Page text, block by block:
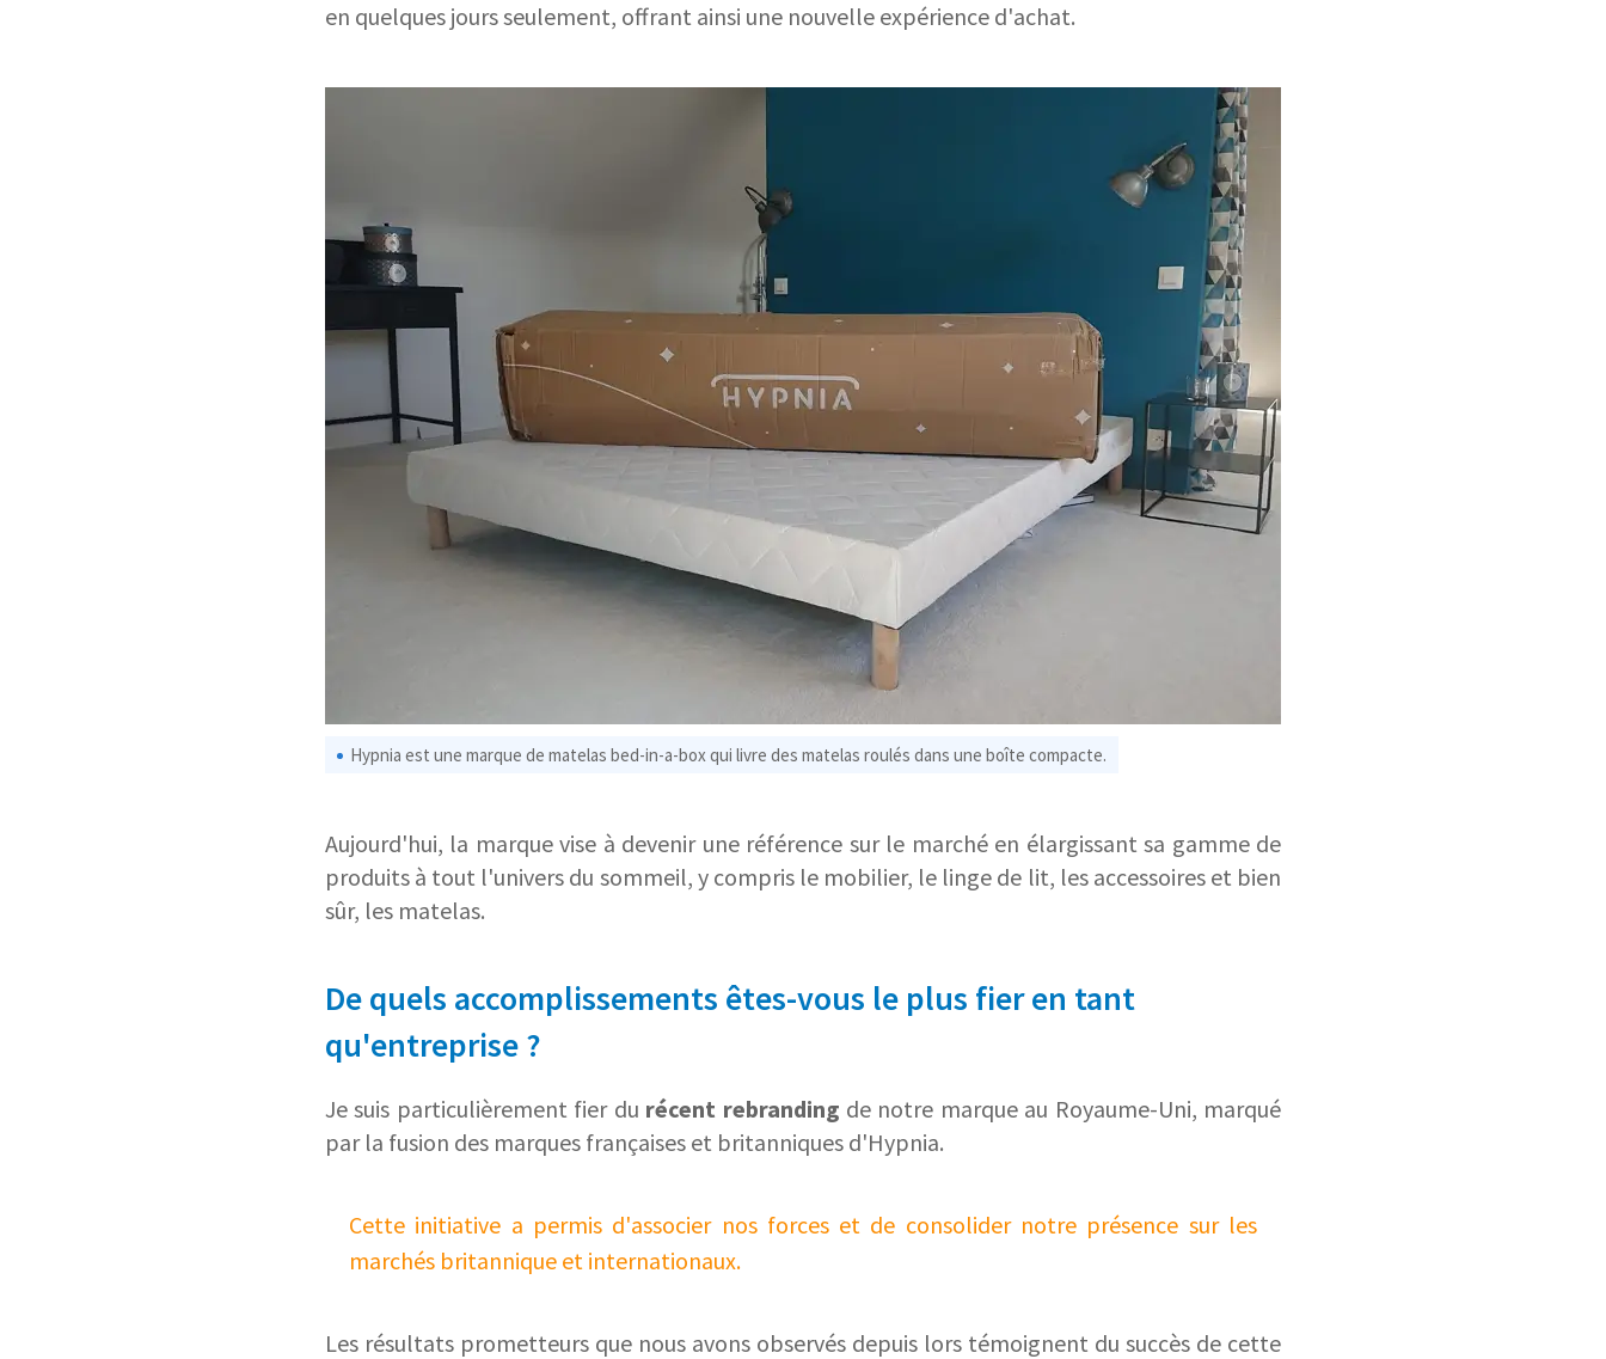
en quelques jours seulement, offrant ainsi une nouvelle expérience d'achat.
Hypnia est une marque de matelas bed-in-a-box qui livre des matelas roulés dans une boîte compacte.
Aujourd'hui, la marque vise à devenir une référence sur le marché en élargissant sa gamme de
produits à tout l'univers du sommeil, y compris le mobilier, le linge de lit, les accessoires et bien
sûr, les matelas.
De quels accomplissements êtes-vous le plus fier en tant
qu'entreprise ?
Je suis particulièrement fier du récent rebranding de notre marque au Royaume-Uni, marqué
par la fusion des marques françaises et britanniques d'Hypnia.
Cette initiative a permis d'associer nos forces et de consolider notre présence sur les
marchés britannique et internationaux.
Les résultats prometteurs que nous avons observés depuis lors témoignent du succès de cette